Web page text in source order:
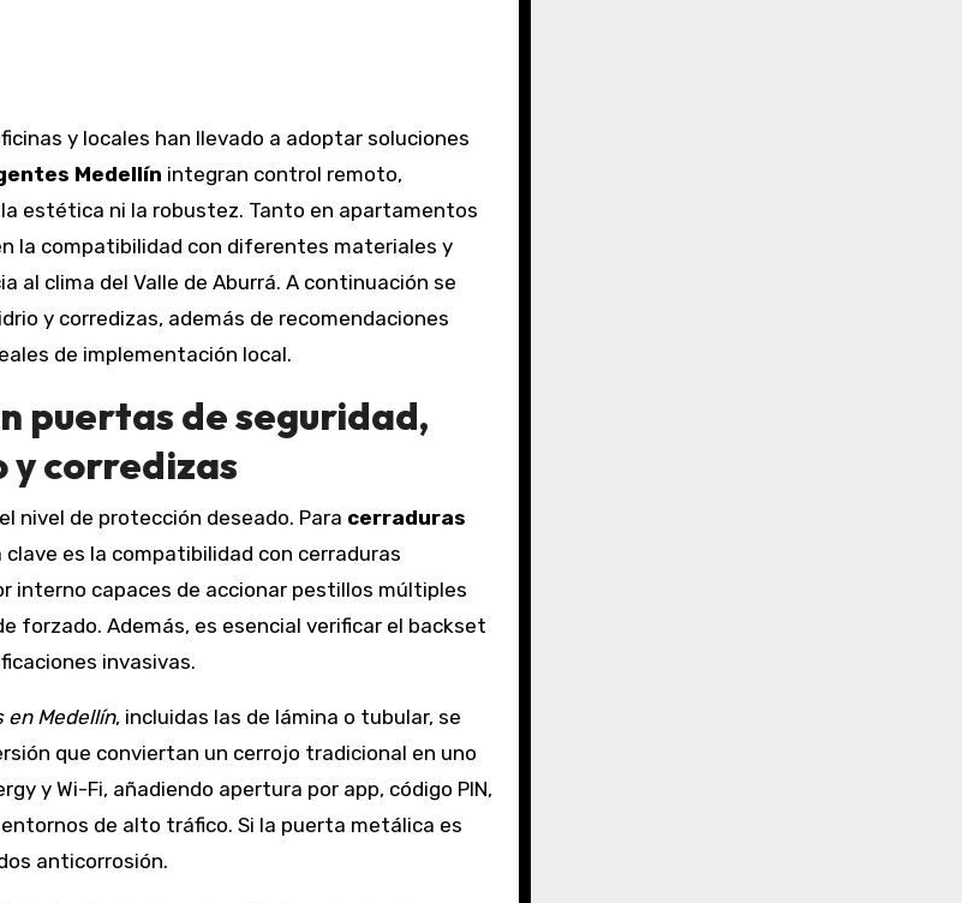
Medellín integran control remoto,
estética ni la robustez. Tanto en apartamentos
la compatibilidad con diferentes materiales y
clima del Valle de Aburrá. A continuación se
y corredizas, además de recomendaciones
de implementación local.
puertas de seguridad,
y corredizas
nivel de protección deseado. Para cerraduras
clave es la compatibilidad con cerraduras
interno capaces de accionar pestillos múltiples
Además, es esencial verificar el backset
invasivas.
en Medellín, incluidas las de lámina o tubular, se
que conviertan un cerrojo tradicional en uno
y Wi-Fi, añadiendo apertura por app, código PIN,
de alto tráfico. Si la puerta metálica es
anticorrosión.